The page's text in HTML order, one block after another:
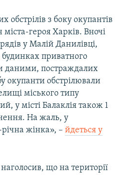
обстрілів з боку окупантів
героя Харків. Вночі
у Малій Данилівці,
приватного
даними, постраждалих
окупанти обстрілювали
міського типу
у місті Балаклія також 1
На жаль, у
жінка», – йдеться у
що на території